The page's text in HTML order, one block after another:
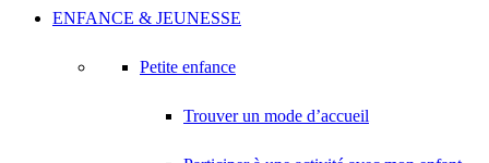
ENFANCE & JEUNESSE
Petite enfance
Trouver un mode d’accueil